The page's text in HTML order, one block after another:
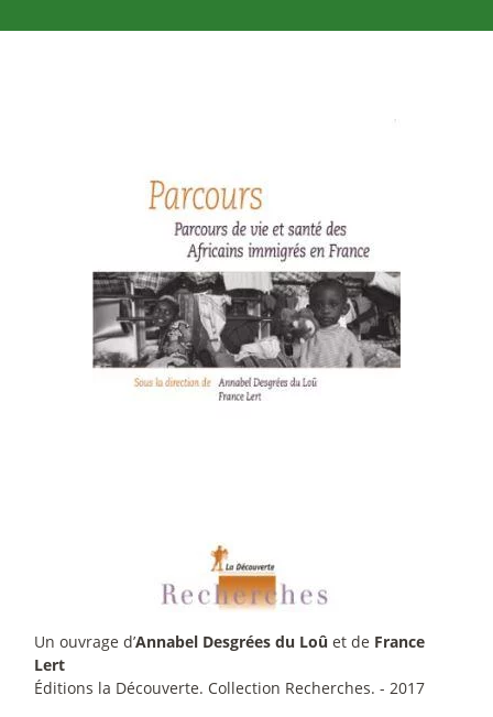
Un ouvrage d’Annabel Desgrées du Loû et de France
Lert
Éditions la Découverte. Collection Recherches. - 2017